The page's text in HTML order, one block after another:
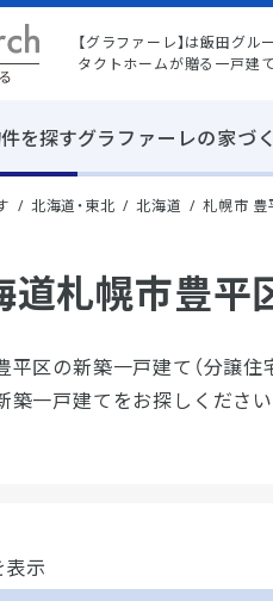
【グラファーレ】は飯田グ
タクトホームが贈る一戸建
を探すグラファーレの家づ
北海道・東北 北海道 札幌市 豊
道札幌市豊平
区の新築一戸建て（分譲住
築一戸建てをお探しください
示